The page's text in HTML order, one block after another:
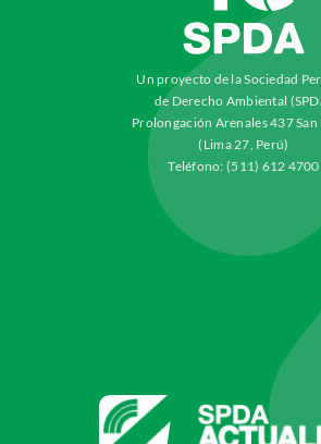
Un proyecto de la Sociedad
de Derecho Ambiental
Prolongación Arenales 437
(Lima 27, Perú)
Teléfono: (511) 612 4700